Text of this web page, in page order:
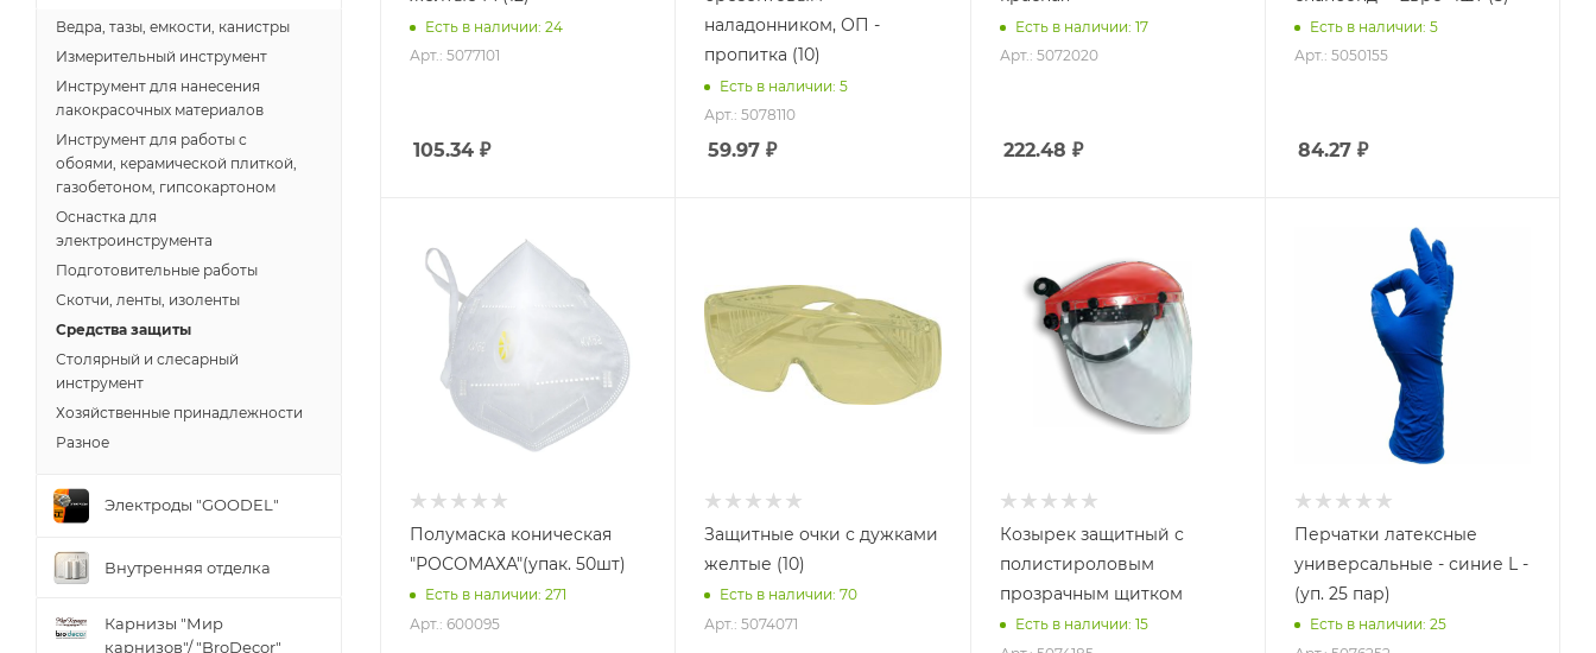
Есть в наличии: 24
Арт.: 5077101
105.34 ₽
наладонником, ОП -
пропитка (10)
Есть в наличии: 5
Арт.: 5078110
59.97 ₽
Есть в наличии: 17
Арт.: 5072020
222.48 ₽
Есть в наличии: 5
Арт.: 5050155
84.27₽
Полумаска коническая
"РОСОМАХА"(упак. 50шт)
Есть в наличии: 271
Арт.: 600095
Защитные очки с дужками
желтые (10)
Есть в наличии: 70
Арт.: 5074071
Козырек защитный с
полистироловым
прозрачным щитком
Есть в наличии: 15
Перчатки латексные
универсальные - синие L -
(уп. 25 пар)
Есть в наличии: 25
Ведра, тазы, емкости, канистры
Измерительный инструмент
Инструмент для нанесения
лакокрасочных материалов
Инструмент для работы с
обоями, керамической плиткой,
газобетоном, гипсокартоном
Оснастка для
электроинструмента
Подготовительные работы
Скотчи, ленты, изоленты
Средства защиты
Столярный и слесарный
инструмент
Хозяйственные принадлежности
Разное
Электроды "GOODEL"
Внутренняя отделка
Карнизы "Мир
карнизов"/ "BroDecor"